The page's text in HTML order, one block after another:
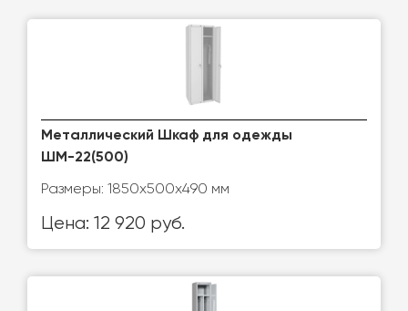
Металлический Шкаф для одежды
ШМ-22(500)
Размеры: 1850х500х490 мм
Цена: 12 920 руб.